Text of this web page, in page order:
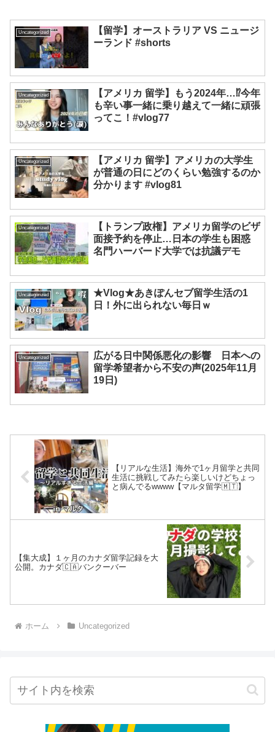
Uncategorized
【留学】オーストラリア VS ニュージ
ーランド #shorts
Uncategorized
【アメリカ 留学】もう2024年…⁉今年
も辛い事一緒に乗り越えて一緒に頑張
ってこ！#vlog77
Uncategorized
【アメリカ 留学】アメリカの大学生
が普通の日にどのくらい勉強するのか
分かります #vlog81
Uncategorized
【トランプ政権】アメリカ留学のビザ
面接予約を停止…日本の学生も困惑
名門ハーバード大学では抗議デモ
Uncategorized
★Vlog★あきぽんセブ留学生活の1
日！外に出られない毎日ｗ
Uncategorized
広がる日中関係悪化の影響 日本への
留学希望者から不安の声(2025年11月
19日)
【リアルな生活】海外で1ヶ月留学と共同
生活に挑戦してみたら楽しいけどちょっ
と病んでるwwww【マルタ留学🇲🇹】
【集大成】１ヶ月のカナダ留学記録を大
公開。カナダ🇨🇦バンクーバー
ホーム Uncategorized